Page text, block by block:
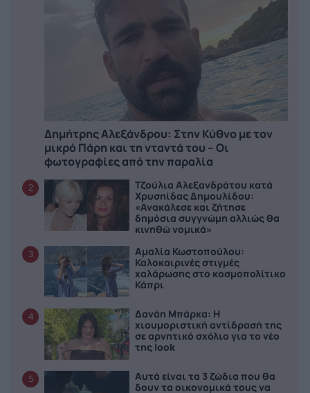
Δημήτρης Αλεξάνδρου: Στην Κύθνο με τον
μικρό Πάρη και τη νταντά του – Οι
φωτογραφίες από την παραλία
2
Τζούλια Αλεξανδράτου κατά
Χρυσηίδας Δημουλίδου:
«Ανακάλεσε και ζήτησε
δημόσια συγγνώμη αλλιώς θα
κινηθώ νομικά»
3
Αμαλία Κωστοπούλου:
Καλοκαιρινές στιγμές
χαλάρωσης στο κοσμοπολίτικο
Κάπρι
4
Δανάη Μπάρκα: Η
χιουμοριστική αντίδρασή της
σε αρνητικό σχόλιο για το νέο
της look
5
Αυτά είναι τα 3 ζώδια που θα
δουν τα οικονομικά τους να